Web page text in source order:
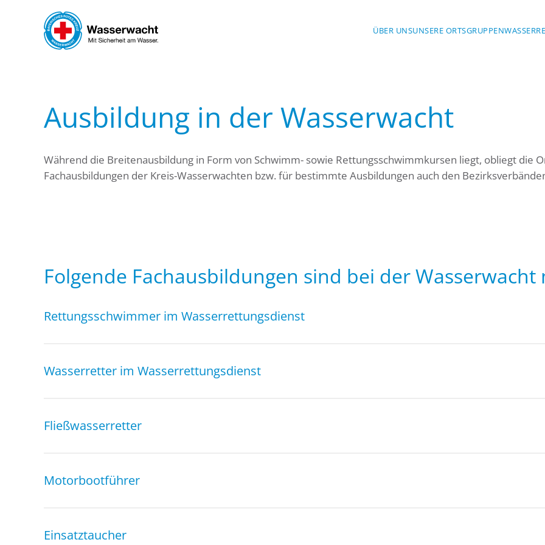
Skip to main content ÜBER UNSUNSERE ORTSGRUPPEN
Ausbildung in der Wasserwacht
Während die Breitenausbildung in Form von Schwimm- sowie Rettungsschwimmkursen liegt, obliegt die
Fachausbildungen der Kreis-Wasserwachten bzw. für bestimmte Ausbildungen auch den
Folgende Fachausbildungen sind bei der Wasserwacht
Rettungsschwimmer im Wasserrettungsdienst
Wasserretter im Wasserrettungsdienst
Fließwasserretter
Motorbootführer
Einsatztaucher